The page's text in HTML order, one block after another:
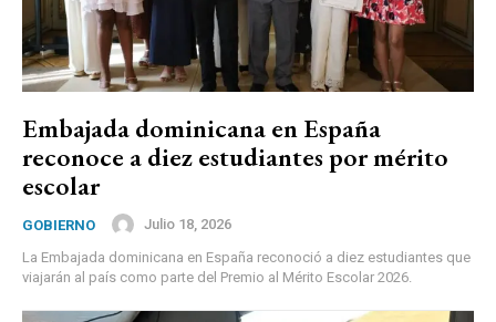
Embajada dominicana en España
reconoce a diez estudiantes por mérito
escolar
GOBIERNO
Julio 18, 2026
La Embajada dominicana en España reconoció a diez estudiantes que
viajarán al país como parte del Premio al Mérito Escolar 2026.